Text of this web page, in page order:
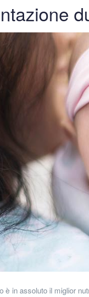
è in assoluto il miglior